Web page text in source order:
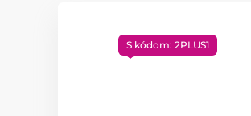
S kódom: 2PLUS1